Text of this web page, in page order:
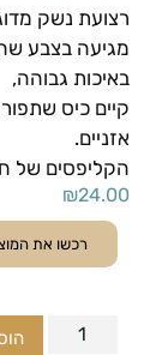
רצועת נשק מדוגמת
באיכות גבוהה,
קיים כיס שתפור
אזניים.
הקליפסים של
₪24.00
רכשו את המוצר
הוספה